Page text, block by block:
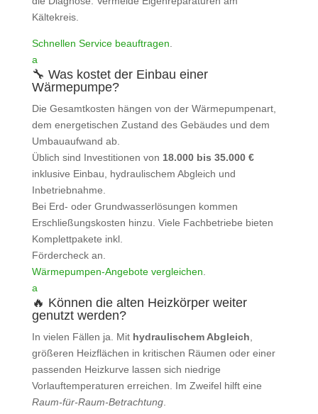
Kältekreis.
Schnellen Service beauftragen
a
🔧 Was kostet der Einbau einer
Wärmepumpe?
Die Gesamtkosten hängen von der Wärmepumpenart,
dem energetischen Zustand des Gebäudes und dem
Umbauaufwand ab.
Üblich sind Investitionen von 18.000 bis 35.000 €
inklusive Einbau, hydraulischem Abgleich und
Inbetriebnahme.
Bei Erd- oder Grundwasserlösungen kommen
Erschließungskosten hinzu. Viele Fachbetriebe bieten
Komplettpakete inkl.
Fördercheck an.
Wärmepumpen‑Angebote vergleichen
a
🔥 Können die alten Heizkörper weiter
genutzt werden?
In vielen Fällen ja. Mit hydraulischem Abgleich
größeren Heizflächen in kritischen Räumen oder einer
passenden Heizkurve lassen sich niedrige
Vorlauftemperaturen erreichen. Im Zweifel hilft eine
Raum‑für‑Raum‑Betrachtung.